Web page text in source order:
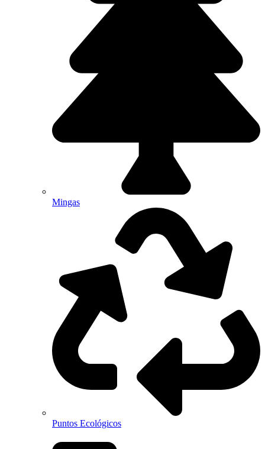
Mingas
Puntos Ecológicos